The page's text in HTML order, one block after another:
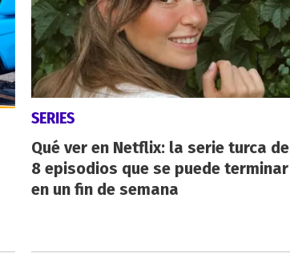
SERIES
Qué ver en Netflix: la serie turca de
8 episodios que se puede terminar
en un fin de semana